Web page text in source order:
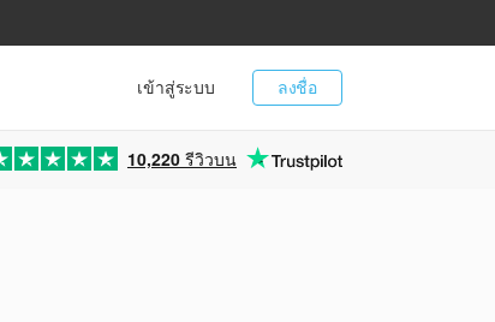
ลงชื่อ
เข้าสู่ระบบ
10,220 รีวิวบน